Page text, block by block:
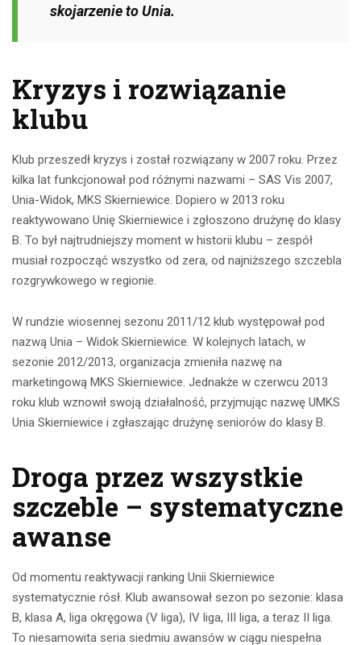
skojarzenie to Unia.
Kryzys i rozwiązanie
klubu
Klub przeszedł kryzys i został rozwiązany w 2007 roku. Przez
kilka lat funkcjonował pod różnymi nazwami – SAS Vis 2007,
Unia-Widok, MKS Skierniewice. Dopiero w 2013 roku
reaktywowano Unię Skierniewice i zgłoszono drużynę do klasy
B. To był najtrudniejszy moment w historii klubu – zespół
musiał rozpocząć wszystko od zera, od najniższego szczebla
rozgrywkowego w regionie.
W rundzie wiosennej sezonu 2011/12 klub występował pod
nazwą Unia – Widok Skierniewice. W kolejnych latach, w
sezonie 2012/2013, organizacja zmieniła nazwę na
marketingową MKS Skierniewice. Jednakże w czerwcu 2013
roku klub wznowił swoją działalność, przyjmując nazwę UMKS
Unia Skierniewice i zgłaszając drużynę seniorów do klasy B.
Droga przez wszystkie
szczeble – systematyczne
awanse
Od momentu reaktywacji ranking Unii Skierniewice
systematycznie rósł. Klub awansował sezon po sezonie: klasa
B, klasa A, liga okręgowa (V liga), IV liga, III liga, a teraz II liga.
To niesamowita seria siedmiu awansów w ciągu niespełna